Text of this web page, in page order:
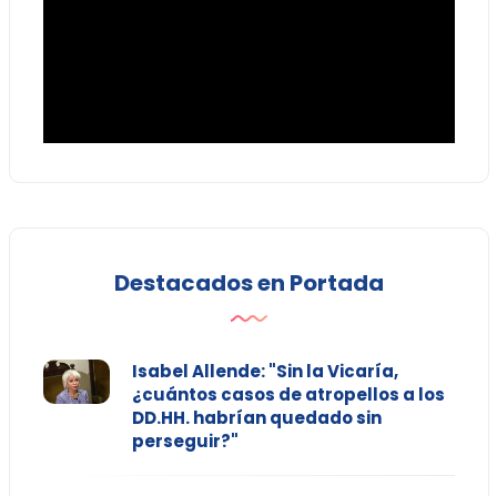
Destacados en Portada
Isabel Allende: "Sin la Vicaría,
¿cuántos casos de atropellos a los
DD.HH. habrían quedado sin
perseguir?"